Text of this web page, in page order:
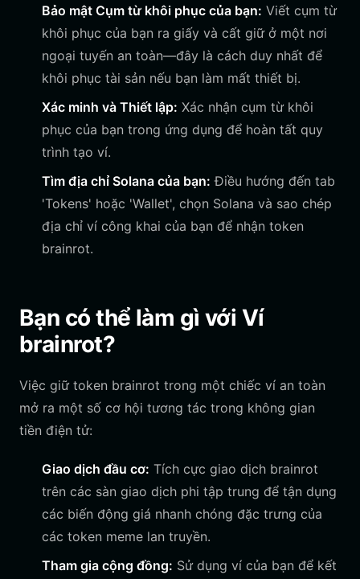
Bảo mật Cụm từ khôi phục của bạn: Viết cụm từ
khôi phục của bạn ra giấy và cất giữ ở một nơi
ngoại tuyến an toàn—đây là cách duy nhất để
khôi phục tài sản nếu bạn làm mất thiết bị.
Xác minh và Thiết lập: Xác nhận cụm từ khôi
phục của bạn trong ứng dụng để hoàn tất quy
trình tạo ví.
Tìm địa chỉ Solana của bạn: Điều hướng đến tab
'Tokens' hoặc 'Wallet', chọn Solana và sao chép
địa chỉ ví công khai của bạn để nhận token
brainrot.
Bạn có thể làm gì với Ví
brainrot?
Việc giữ token brainrot trong một chiếc ví an toàn
mở ra một số cơ hội tương tác trong không gian
tiền điện tử:
Giao dịch đầu cơ: Tích cực giao dịch brainrot
trên các sàn giao dịch phi tập trung để tận dụng
các biến động giá nhanh chóng đặc trưng của
các token meme lan truyền.
Tham gia cộng đồng: Sử dụng ví của bạn để kết